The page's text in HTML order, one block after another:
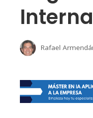
Rafael